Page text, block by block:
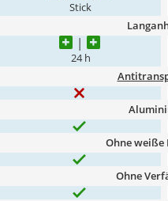
Stick
24 h
Ohne weiße
Ohne